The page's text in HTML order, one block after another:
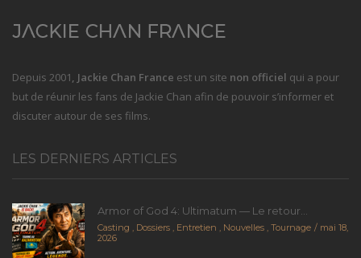
Depuis 2001, Jackie Chan France est un site non officiel qui a pour
but de réunir les fans de Jackie Chan afin de pouvoir s’informer et
discuter autour de ses films.
LES DERNIERS ARTICLES
Armor of God 4: Ultimatum — Le retour...
Casting , Dossiers , Entretien , Nouvelles , Tournage
mai 18,
2026